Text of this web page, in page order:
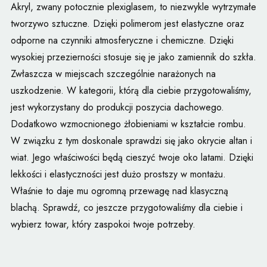
Akryl, zwany potocznie plexiglasem, to niezwykle wytrzymałe
tworzywo sztuczne. Dzięki polimerom jest elastyczne oraz
odporne na czynniki atmosferyczne i chemiczne. Dzięki
wysokiej przezierności stosuje się je jako zamiennik do szkła.
Zwłaszcza w miejscach szczególnie narażonych na
uszkodzenie. W kategorii, którą dla ciebie przygotowaliśmy,
jest wykorzystany do produkcji poszycia dachowego.
Dodatkowo wzmocnionego żłobieniami w kształcie rombu.
W związku z tym doskonale sprawdzi się jako okrycie altan i
wiat. Jego właściwości będą cieszyć twoje oko latami. Dzięki
lekkości i elastyczności jest dużo prostszy w montażu.
Właśnie to daje mu ogromną przewagę nad klasyczną
blachą. Sprawdź, co jeszcze przygotowaliśmy dla ciebie i
wybierz towar, który zaspokoi twoje potrzeby.